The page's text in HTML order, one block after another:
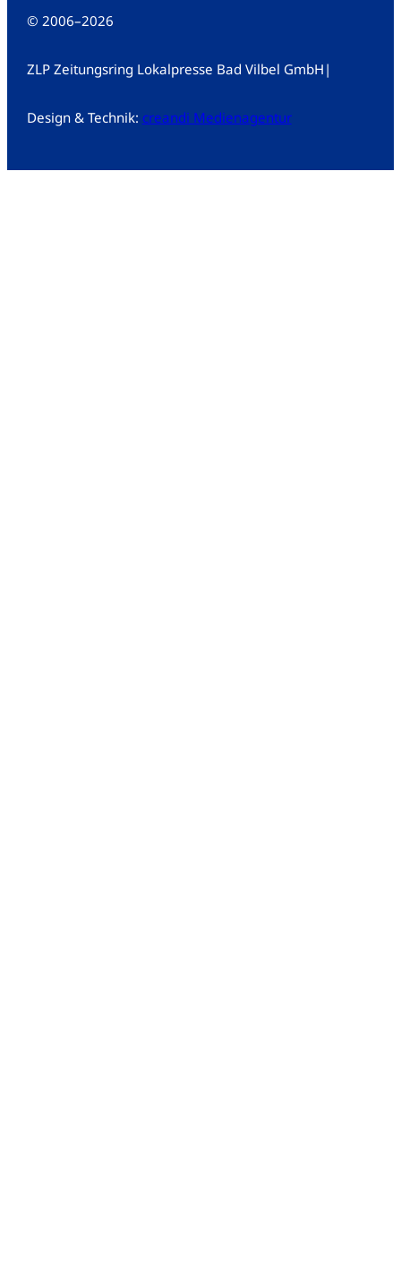
© 2006–2026
ZLP Zeitungsring Lokalpresse Bad Vilbel GmbH |
Design & Technik: creandi Medienagentur